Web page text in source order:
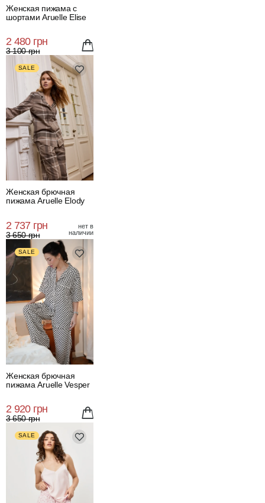
Женская пижама с
шортами Aruelle Elise
2 480 грн
3 100 грн
SALE
Женская брючная
пижама Aruelle Elody
2 737 грн
3 650 грн
нет в
наличии
SALE
Женская брючная
пижама Aruelle Vesper
2 920 грн
3 650 грн
SALE